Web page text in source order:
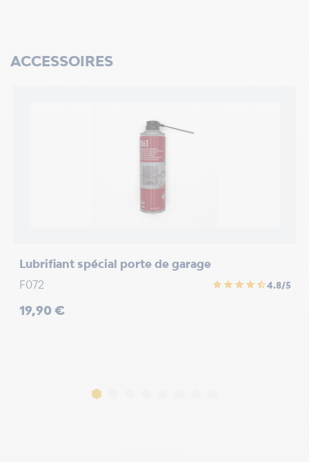
ACCESSOIRES
Lubrifiant spécial porte de garage
F072
star star star star star_half4.8/5
Prix
19,90 €